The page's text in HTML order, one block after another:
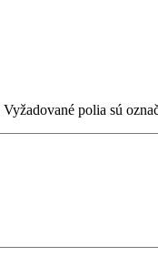
Vyžadované polia sú